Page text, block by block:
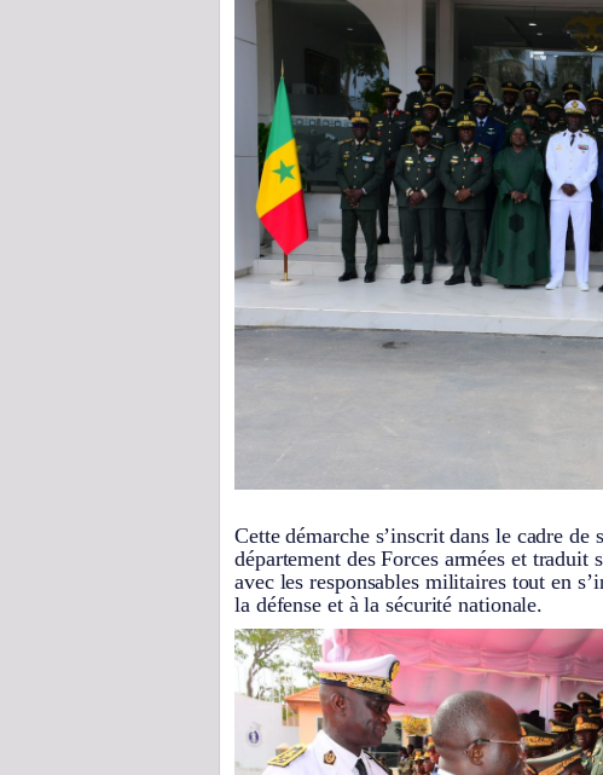
Cette démarche s’inscrit dans le cadre de
département des Forces armées et
avec les responsables militaires tout en
la défense et à la sécurité nationale.